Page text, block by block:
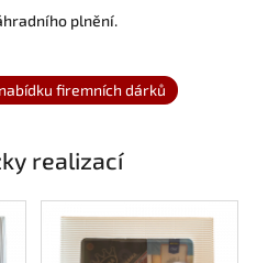
plnění.
realizací